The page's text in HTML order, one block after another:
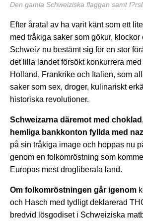
Den gamla Schweiziska flaggan samt
Efter åratal av ha varit känt som ett
med tråkiga saker som gökur,
Schweiz nu bestämt sig för en stor
det lilla landet försökt konkurrera
Holland, Frankrike och Italien, som
saker som sex, droger, kulinariskt
historiska revolutioner.
Schweizarna däremot med
hemliga bankkonton fyllda med
på sin tråkiga image och hoppas nu
genom en folkomröstning som
Europas mest drogliberala land.
Om folkomröstningen går igenom
och Hasch med tydligt deklarerad
bredvid lösgodiset i Schweiziska